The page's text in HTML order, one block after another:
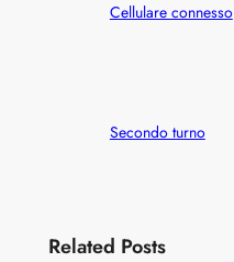
Cellulare connesso
Secondo turno
Related Posts